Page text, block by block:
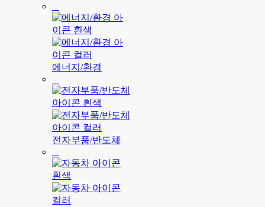
에너지/환경
전자부품/반도체